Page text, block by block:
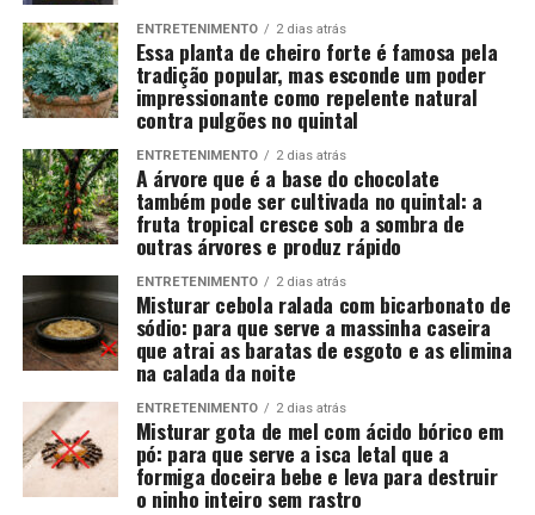
ENTRETENIMENTO 2 dias atrás
Essa planta de cheiro forte é famosa pela
tradição popular, mas esconde um poder
impressionante como repelente natural
contra pulgões no quintal
ENTRETENIMENTO 2 dias atrás
A árvore que é a base do chocolate
também pode ser cultivada no quintal: a
fruta tropical cresce sob a sombra de
outras árvores e produz rápido
ENTRETENIMENTO 2 dias atrás
Misturar cebola ralada com bicarbonato de
sódio: para que serve a massinha caseira
que atrai as baratas de esgoto e as elimina
na calada da noite
ENTRETENIMENTO 2 dias atrás
Misturar gota de mel com ácido bórico em
pó: para que serve a isca letal que a
formiga doceira bebe e leva para destruir
o ninho inteiro sem rastro